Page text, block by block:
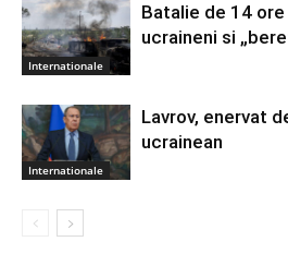
Internationale
Batalie de 14
ucraineni si
Internationale
Lavrov, enervat
ucrainean